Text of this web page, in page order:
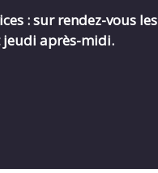
: sur rendez-vous les
jeudi après-midi.